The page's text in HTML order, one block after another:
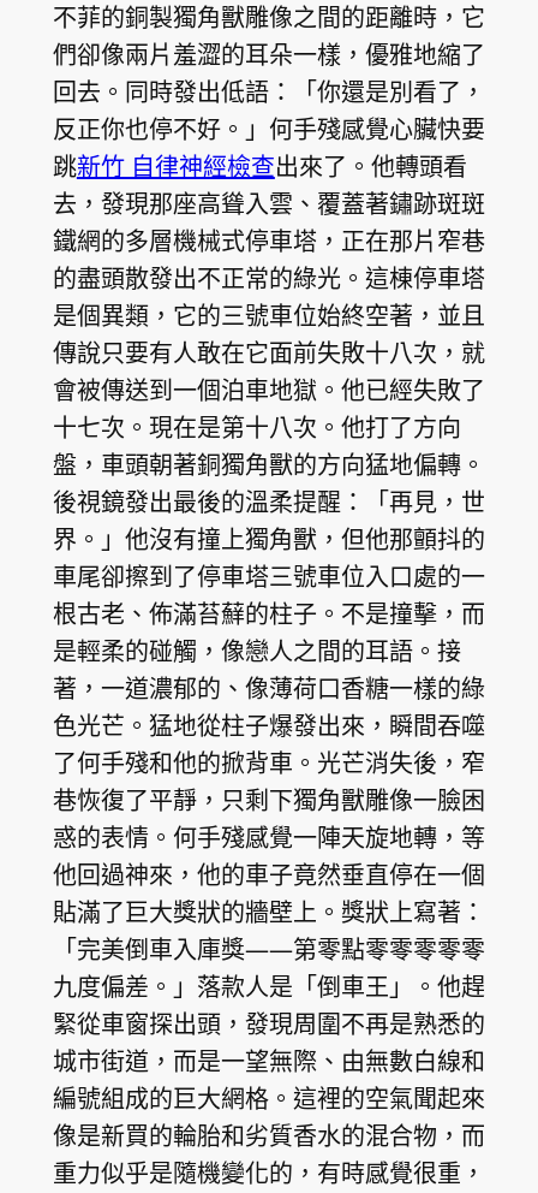
不菲的銅製獨角獸雕像之間的距離時，它
們卻像兩片羞澀的耳朵一樣，優雅地縮了
回去。同時發出低語：「你還是別看了，
反正你也停不好。」何手殘感覺心臟快要
跳新竹 自律神經檢查出來了。他轉頭看
去，發現那座高聳入雲、覆蓋著鏽跡斑斑
鐵網的多層機械式停車塔，正在那片窄巷
的盡頭散發出不正常的綠光。這棟停車塔
是個異類，它的三號車位始終空著，並且
傳說只要有人敢在它面前失敗十八次，就
會被傳送到一個泊車地獄。他已經失敗了
十七次。現在是第十八次。他打了方向
盤，車頭朝著銅獨角獸的方向猛地偏轉。
後視鏡發出最後的溫柔提醒：「再見，世
界。」他沒有撞上獨角獸，但他那顫抖的
車尾卻擦到了停車塔三號車位入口處的一
根古老、佈滿苔蘚的柱子。不是撞擊，而
是輕柔的碰觸，像戀人之間的耳語。接
著，一道濃郁的、像薄荷口香糖一樣的綠
色光芒。猛地從柱子爆發出來，瞬間吞噬
了何手殘和他的掀背車。光芒消失後，窄
巷恢復了平靜，只剩下獨角獸雕像一臉困
惑的表情。何手殘感覺一陣天旋地轉，等
他回過神來，他的車子竟然垂直停在一個
貼滿了巨大獎狀的牆壁上。獎狀上寫著：
「完美倒車入庫獎——第零點零零零零零
九度偏差。」落款人是「倒車王」。他趕
緊從車窗探出頭，發現周圍不再是熟悉的
城市街道，而是一望無際、由無數白線和
編號組成的巨大網格。這裡的空氣聞起來
像是新買的輪胎和劣質香水的混合物，而
重力似乎是隨機變化的，有時感覺很重，